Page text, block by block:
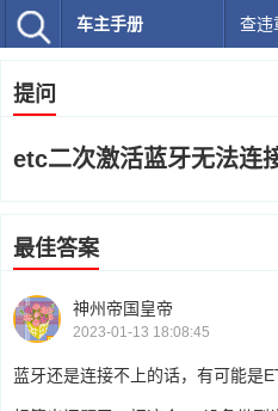
车主手册 查违
提问
etc二次激活蓝牙无法连
最佳答案
神州帝国皇帝
2023-01-13 18:08:45
蓝牙还是连接不上的话，有可能是